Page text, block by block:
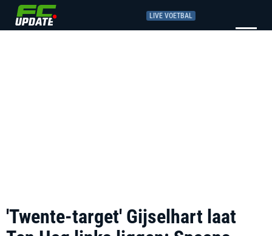
LIVE VOETBAL
'Twente-target' Gijselhart laat